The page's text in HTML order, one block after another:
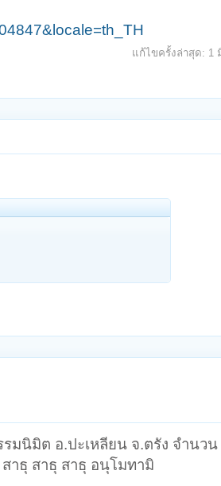
แก้ไขครั้งล่าสุด: 1
มนิมิต อ.ปะเหลียน จ.ตรัง จำนว
าธุ สาธุ สาธุ อนุโมทามิ